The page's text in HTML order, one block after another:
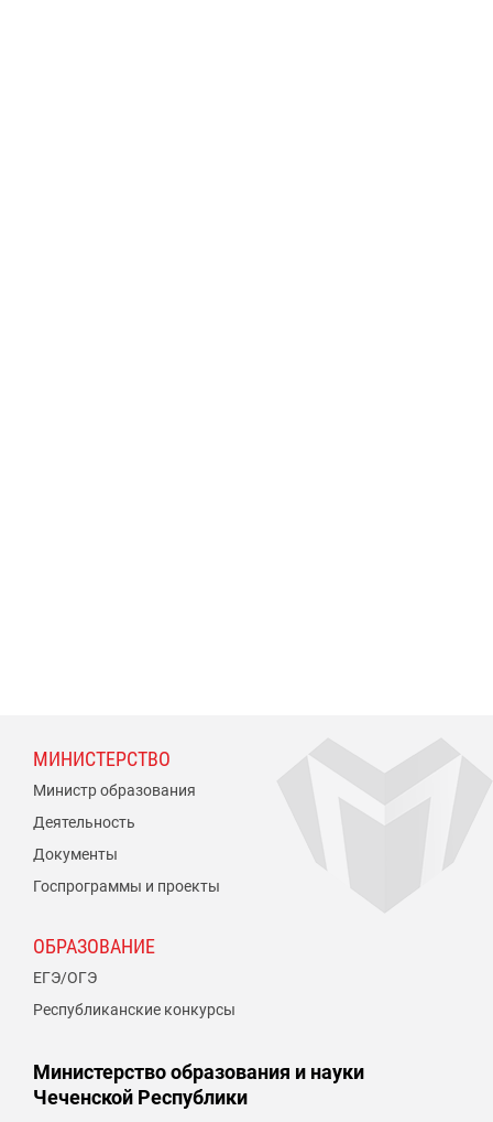
МИНИСТЕРСТВО
Министр образования
Деятельность
Документы
Госпрограммы и проекты
ОБРАЗОВАНИЕ
ЕГЭ/ОГЭ
Республиканские конкурсы
Министерство образования и науки
Чеченской Республики